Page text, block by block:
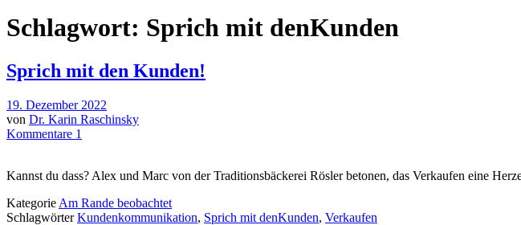
Schlagwort: Sprich mit denKunden
Sprich mit den Kunden!
19. Dezember 2022
von Dr. Karin Raschinsky
Kommentare 1
Kannst du dass? Alex und Marc von der Traditionsbäckerei Rösler betonen, das Verkaufen eine
Kategorie Am Rande beobachtet
SchlagwörterKundenkommunikation, Sprich mit denKunden, Verkaufen